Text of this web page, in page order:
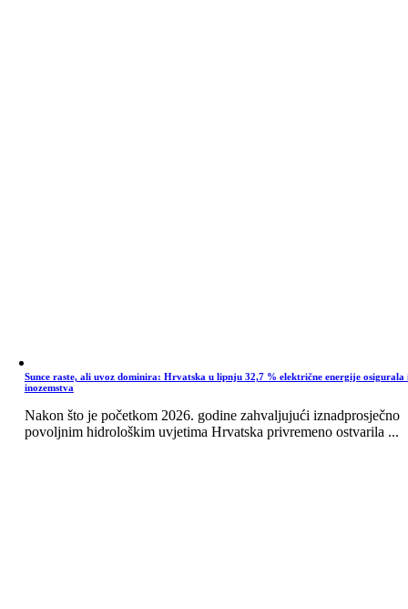
Sunce raste, ali uvoz dominira: Hrvatska u lipnju 32,7 % električne energije osigurala
inozemstva
Nakon što je početkom 2026. godine zahvaljujući iznadprosječno
povoljnim hidrološkim uvjetima Hrvatska privremeno ostvarila ...